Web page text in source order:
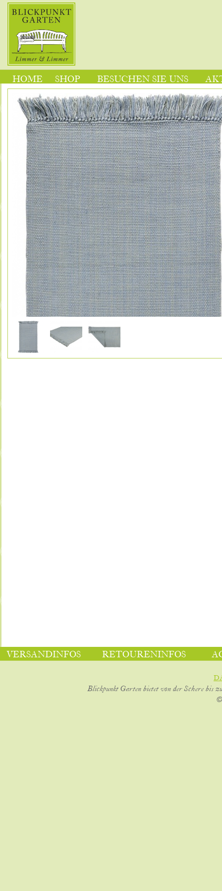
HOME SHOP BESUCHEN SIE UNS
VERSANDINFOS RETOURENINFOS
Blickpunkt Garten bietet von der Schere bis